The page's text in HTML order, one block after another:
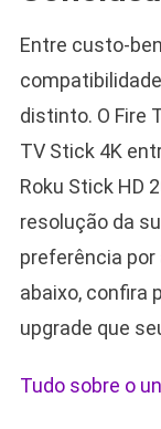
Entre custo-
distinto. O Fire
TV Stick 4K
Roku Stick HD
resolução da
preferência
abaixo, confira
upgrade que
Tudo sobre o